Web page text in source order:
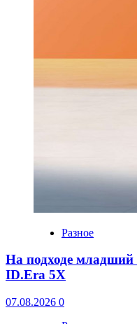
Разное
На подходе младший
ID.Era 5X
07.08.2026 0